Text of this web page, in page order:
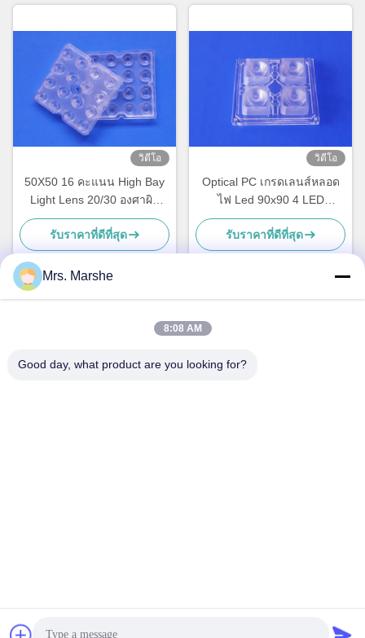
วิดีโอ
50X50 16 คะแนน High Bay
Light Lens 20/30 องศาผิว
ลูกปัดลูกปัด
รับราคาที่ดีที่สุด
วิดีโอ
Optical PC เกรดเลนส์หลอด
ไฟ Led 90x90 4 LED
5050/5730 SMD สำหรับโคม
ไฮเบย์
รับราคาที่ดีที่สุด
ที่อยู่
Mrs. Marshe
8:08 AM
Good day, what product are you looking for?